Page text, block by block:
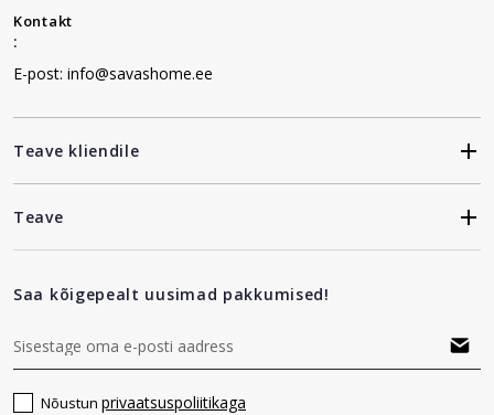
Kontakt
:
E-post: info@savashome.ee
Teave kliendile
Teave
Saa kõigepealt uusimad pakkumised!
Nõustun privaatsuspoliitikaga